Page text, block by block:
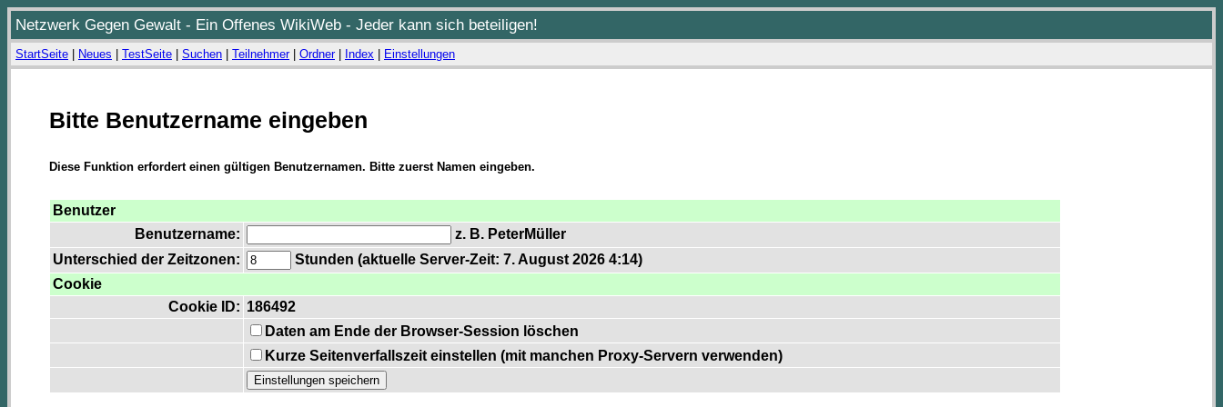
Netzwerk Gegen Gewalt - Ein Offenes WikiWeb - Jeder kann sich beteiligen!
StartSeite Neues TestSeite Suchen Teilnehmer| Ordner| Index Einstellungen
Bitte Benutzername eingeben
Diese Funktion erfordert einen gültigen Benutzernamen. Bitte zuerst Namen eingeben.
Benutzer
Benutzername:
z. B. PeterMüller
Unterschied der Zeitzonen:
Stunden (aktuelle Server-Zeit: 7. August 2026 4:14)
Cookie
Cookie ID: 186492
Daten am Ende der Browser-Session löschen
Kurze Seitenverfallszeit einstellen (mit manchen Proxy-Servern verwenden)